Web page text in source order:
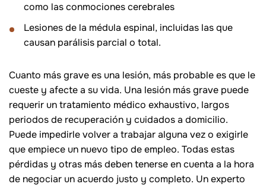
como las conmociones cerebrales
Lesiones de la médula espinal, incluidas las que
causan parálisis parcial o total.
Cuanto más grave es una lesión, más probable es que le
cueste y afecte a su vida. Una lesión más grave puede
requerir un tratamiento médico exhaustivo, largos
periodos de recuperación y cuidados a domicilio.
Puede impedirle volver a trabajar alguna vez o exigirle
que empiece un nuevo tipo de empleo. Todas estas
pérdidas y otras más deben tenerse en cuenta a la hora
de negociar un acuerdo justo y completo. Un experto